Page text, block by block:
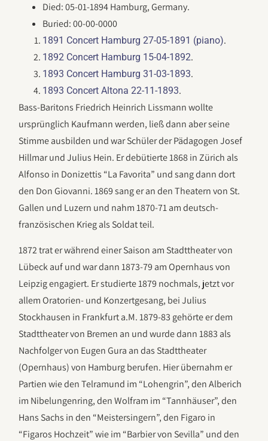
Died: 05-01-1894 Hamburg, Germany.
Buried: 00-00-0000
1891 Concert Hamburg 27-05-1891 (piano).
1892 Concert Hamburg 15-04-1892.
1893 Concert Hamburg 31-03-1893.
1893 Concert Altona 22-11-1893.
Bass-Baritons Friedrich Heinrich Lissmann wollte
ursprünglich Kaufmann werden, ließ dann aber seine
Stimme ausbilden und war Schüler der Pädagogen Josef
Hillmar und Julius Hein. Er debütierte 1868 in Zürich als
Alfonso in Donizettis “La Favorita” und sang dann dort
den Don Giovanni. 1869 sang er an den Theatern von St.
Gallen und Luzern und nahm 1870-71 am deutsch-
französischen Krieg als Soldat teil.
1872 trat er während einer Saison am Stadttheater von
Lübeck auf und war dann 1873-79 am Opernhaus von
Leipzig engagiert. Er studierte 1879 nochmals, jetzt vor
allem Oratorien- und Konzertgesang, bei Julius
Stockhausen in Frankfurt a.M. 1879-83 gehörte er dem
Stadttheater von Bremen an und wurde dann 1883 als
Nachfolger von Eugen Gura an das Stadttheater
(Opernhaus) von Hamburg berufen. Hier übernahm er
Partien wie den Telramund im “Lohengrin”, den Alberich
im Nibelungenring, den Wolfram im “Tannhäuser”, den
Hans Sachs in den “Meistersingern”, den Figaro in
“Figaros Hochzeit” wie im “Barbier von Sevilla” und den